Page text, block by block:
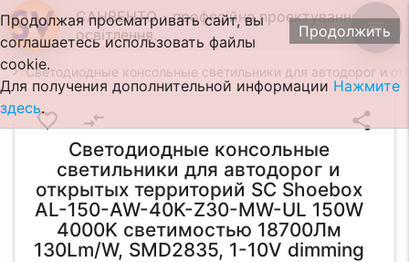
САНВЕНТО - професійне проектування
освітлення.
menu
Светодиодные консольные светильники для автодорог и
favorite_border compare_arrows share
Светодиодные консольные
светильники для автодорог и
открытых территорий SC Shoebox
AL-150-AW-40K-Z30-MW-UL 150W
4000K светимостью 18700Лм
130Lm/W, SMD2835, 1-10V dimming
Продолжить
Продолжая просматривать сайт, вы
соглашаетесь использовать файлы
cookie.
Для получения дополнительной информации Нажмите
здесь.